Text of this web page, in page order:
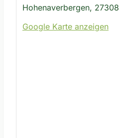
Hohenaverbergen, 27308
Google Karte anzeigen